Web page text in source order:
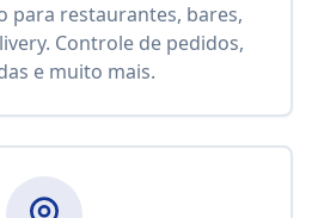
para restaurantes, bares,
Controle de pedidos,
e muito mais.